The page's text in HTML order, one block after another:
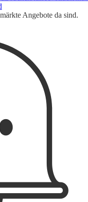
Angebote da sind.